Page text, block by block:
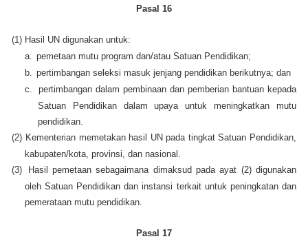
Pasal 16
(1) Hasil UN digunakan untuk:
a.
pemetaan mutu program dan/atau Satuan Pendidikan;
b.
pertimbangan seleksi masuk jenjang pendidikan berikutnya; dan
c.
pertimbangan dalam pembinaan dan pemberian bantuan kepada
Satuan Pendidikan dalam upaya untuk meningkatkan mutu
pendidikan.
(2) Kementerian memetakan hasil UN pada tingkat Satuan Pendidikan,
kabupaten/kota, provinsi, dan nasional.
(3)
Hasil pemetaan sebagaimana dimaksud pada ayat (2) digunakan
oleh Satuan Pendidikan dan instansi terkait untuk peningkatan dan
pemerataan mutu pendidikan.
Pasal 17